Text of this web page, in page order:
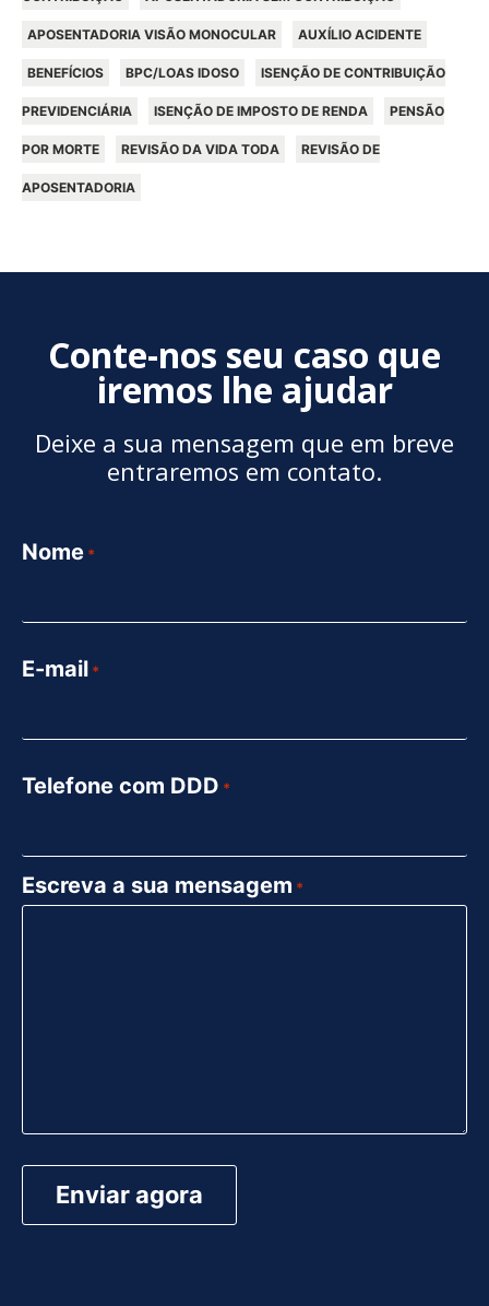
APOSENTADORIA VISÃO MONOCULAR AUXÍLIO ACIDENTE
BENEFÍCIOS BPC/LOAS IDOSO ISENÇÃO DE CONTRIBUIÇÃO
PREVIDENCIÁRIA ISENÇÃO DE IMPOSTO DE RENDA PENSÃO
POR MORTE REVISÃO DA VIDA TODA REVISÃO DE
APOSENTADORIA
Conte-nos seu caso que
iremos lhe ajudar
Deixe a sua mensagem que em breve
entraremos em contato.
Nome *
E-mail *
Telefone com DDD *
Escreva a sua mensagem *